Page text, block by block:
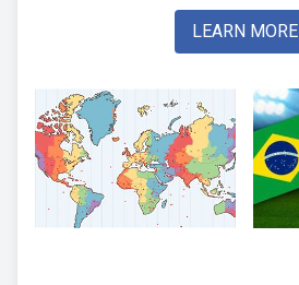
LEARN MORE